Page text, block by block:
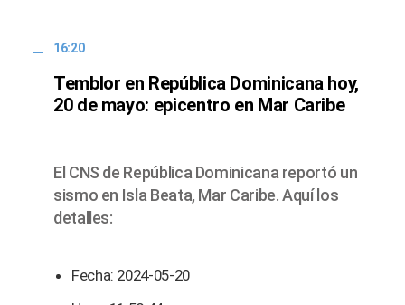
16:20
Temblor en República Dominicana hoy,
20 de mayo: epicentro en Mar Caribe
El CNS de República Dominicana reportó un
sismo en Isla Beata, Mar Caribe. Aquí los
detalles:
Fecha: 2024-05-20